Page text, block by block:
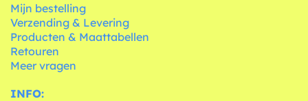
Mijn bestelling
Verzending & Levering
Producten & Maattabellen
Retouren
Meer vragen
INFO: